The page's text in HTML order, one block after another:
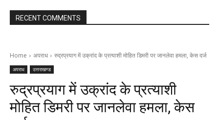
RECENT COMMENTS